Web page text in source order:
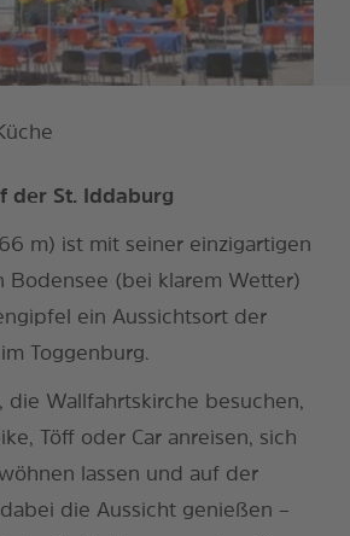
der St. Iddaburg
m) ist mit seiner einzigartigen
Bodensee (bei klarem Wetter)
ein Aussichtsort der
Toggenburg.
die Wallfahrtskirche besuchen,
Töff oder Car anreisen, sich
lassen und auf der
die Aussicht genießen –